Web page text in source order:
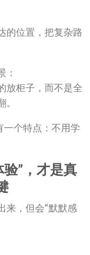
的位置，把复杂路
：
放柜子，而不是全
一个特点：不用学
验”，才是真
来，但会“默默感